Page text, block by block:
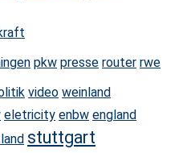
pkw presse router rwe
video weinland
eletricity enbw england
stuttgart